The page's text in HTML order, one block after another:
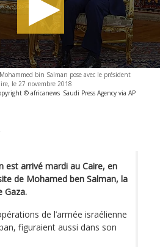
bin Salman pose avec le président
le 27 novembre 2018
© africanews Saudi Press Agency via AP
est arrivé mardi au Caire, en
de Mohamed ben Salman, la
Gaza.
de l’armée israélienne
figuraient aussi dans son